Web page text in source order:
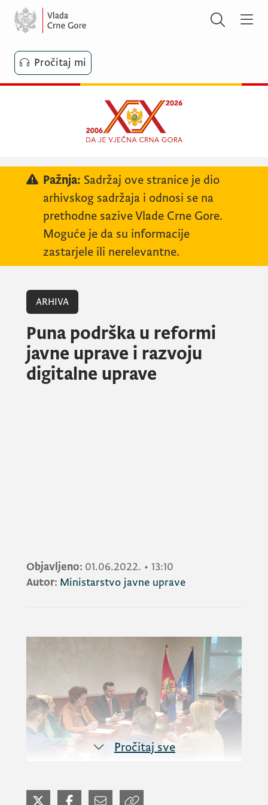
Pročitaj mi
Pažnja: Sadržaj ove stranice je dio
arhivskog sadržaja i odnosi se na
prethodne sazive Vlade Crne Gore.
Moguće je da su informacije
zastarjele ili nerelevantne.
ARHIVA
Puna podrška u reformi
javne uprave i razvoju
digitalne uprave
Objavljeno: 01.06.2022. • 13:10
Autor: Ministarstvo javne uprave
Ministar javne uprave, mr
Pročitaj sve